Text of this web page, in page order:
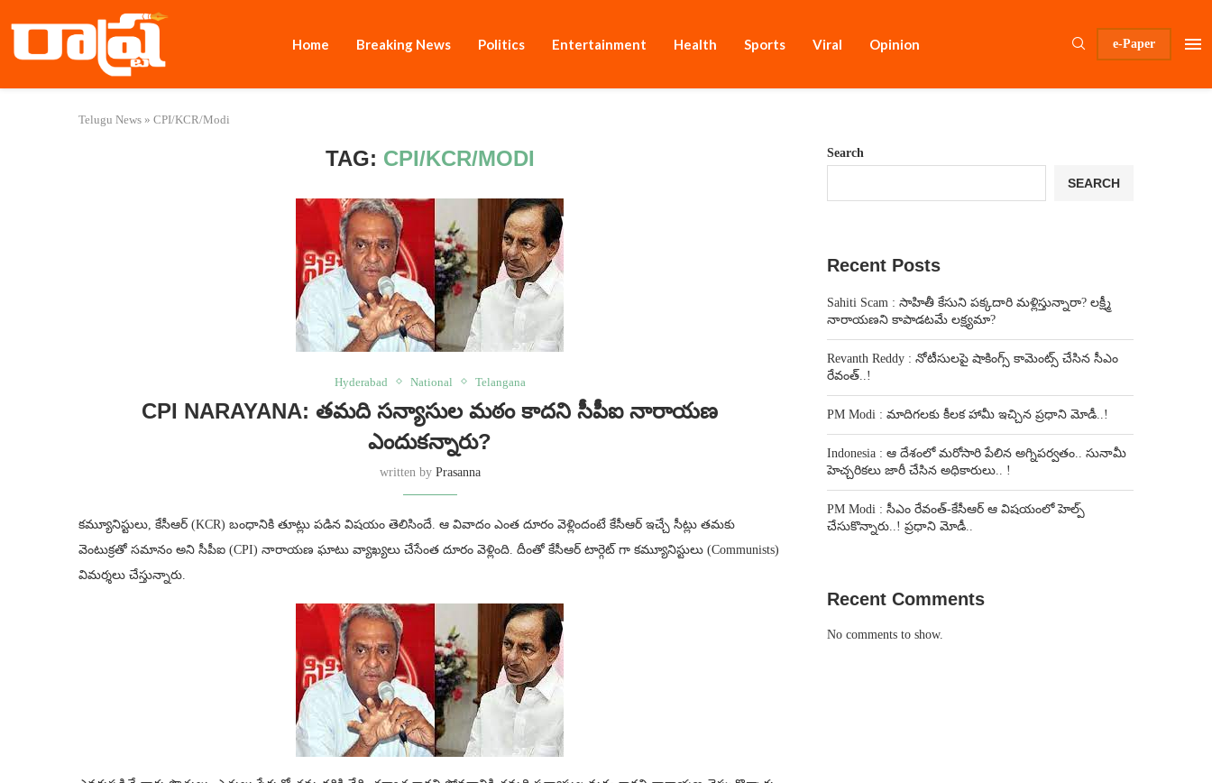
Home Breaking News Politics Entertainment Health Sports Viral Opinion e-Paper
Telugu News » CPI/KCR/Modi
TAG: CPI/KCR/MODI
Hyderabad National Telangana
CPI NARAYANA: తమది సన్యాసుల మఠం కాదని సీపీఐ నారాయణ
ఎందుకన్నారు?
written by Prasanna
కమ్యూనిస్టులు, కేసీఆర్ (KCR) బంధానికి తూట్లు పడిన విషయం తెలిసిందే. ఆ వివాదం ఎంత దూరం వెళ్లిందంటే కేసీఆర్ ఇచ్చే సీట్లు తమకు
వెంటుక్రతో సమానం అని సీపీఐ (CPI) నారాయణ ఘాటు వ్యాఖ్యలు చేసేంత దూరం వెళ్లింది. దీంతో కేసీఆర్ టార్గెట్ గా కమ్యూనిస్టులు (Communists)
విమర్శలు చేస్తున్నారు.
Search
SEARCH
Recent Posts
Sahiti Scam : సాహితీ కేసుని పక్కదారి మళ్లిస్తున్నారా? లక్ష్మీ
నారాయణని కాపాడటమే లక్ష్యమా?
Revanth Reddy : నోటీసులపై షాకింగ్స్ కామెంట్స్ చేసిన సీఎం
రేవంత్..!
PM Modi : మాదిగలకు కీలక హామీ ఇచ్చిన ప్రధాని మోడీ..!
Indonesia : ఆ దేశంలో మరోసారి పేలిన అగ్నిపర్వతం.. సునామీ
హెచ్చరికలు జారీ చేసిన అధికారులు.. !
PM Modi : సీఎం రేవంత్-కేసీఆర్ ఆ విషయంలో హెల్ప్
చేసుకొన్నారు..! ప్రధాని మోడీ..
Recent Comments
No comments to show.